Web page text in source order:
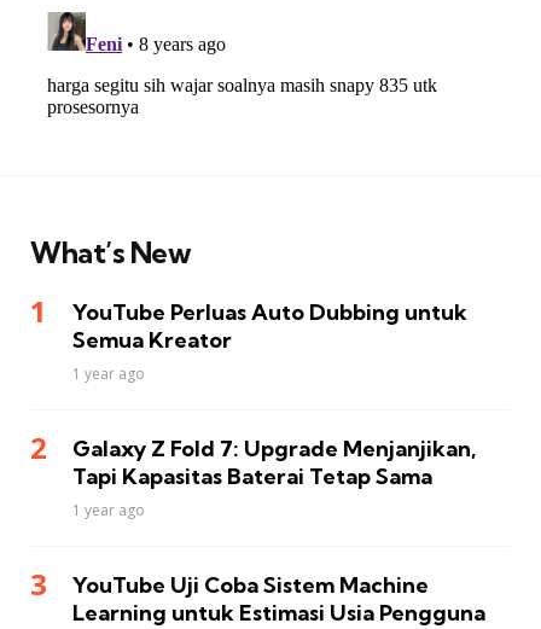
What’s New
YouTube Perluas Auto Dubbing untuk
Semua Kreator
1 year ago
Galaxy Z Fold 7: Upgrade Menjanjikan,
Tapi Kapasitas Baterai Tetap Sama
1 year ago
YouTube Uji Coba Sistem Machine
Learning untuk Estimasi Usia Pengguna